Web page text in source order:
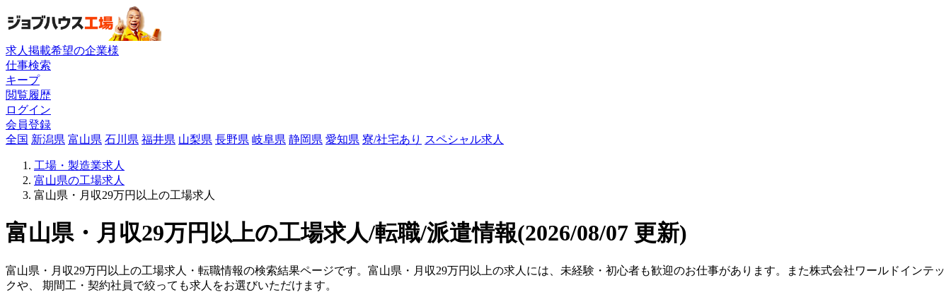
求人掲載希望の企業様
仕事検索
キープ
閲覧履歴
ログイン
会員登録
全国 新潟県 富山県 石川県 福井県 山梨県 長野県 岐阜県 静岡県 愛知県 寮/社宅あり スペシャル求人
工場・製造業求人
富山県の工場求人
富山県・月収29万円以上の工場求人
富山県・月収29万円以上の工場求人/転職/派遣情報(2026/08/07 更新)
富山県・月収29万円以上の工場求人・転職情報の検索結果ページです。富山県・月収29万円以上の求人には、未経験・初心者も歓迎のお仕事があります。また株式会社ワールドインテッ
クや、 期間工・契約社員で絞っても求人をお選びいただけます。